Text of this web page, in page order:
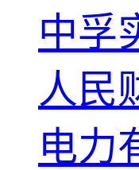
中孚
人民
电力